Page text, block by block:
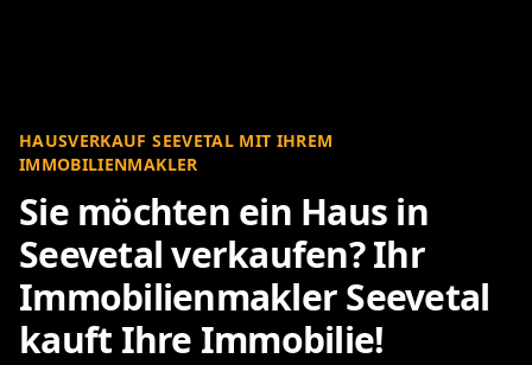
HAUSVERKAUF SEEVETAL MIT IHREM
IMMOBILIENMAKLER
Sie möchten ein Haus in
Seevetal verkaufen? Ihr
Immobilienmakler Seevetal
kauft Ihre Immobilie!